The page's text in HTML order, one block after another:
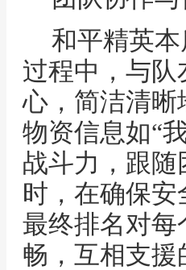
和平精英
过程中，与队
心，简洁清晰
物资信息如“
战斗力，跟
时，在确保
最终排名对每
畅，互相支